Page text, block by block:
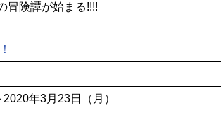
冒険譚が始まる!!!!
年3月23日（月）